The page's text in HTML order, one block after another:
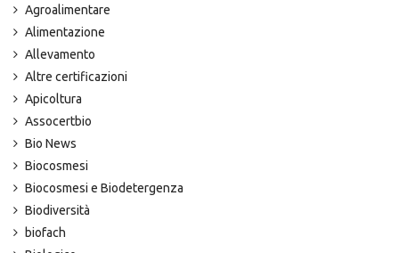
Agroalimentare
Alimentazione
Allevamento
Altre certificazioni
Apicoltura
Assocertbio
Bio News
Biocosmesi
Biocosmesi e Biodetergenza
Biodiversità
biofach